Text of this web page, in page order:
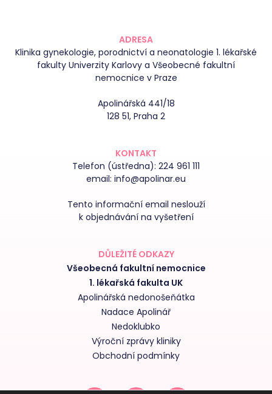
ADRESA
Klinika gynekologie, porodnictví a neonatologie 1. lékařské
fakulty Univerzity Karlovy a Všeobecné fakultní
nemocnice v Praze
Apolinářská 441/18
128 51, Praha 2
KONTAKT
Telefon (ústředna): 224 961 111
email: info@apolinar.eu
Tento informační email neslouží
k objednávání na vyšetření
DŮLEŽITÉ ODKAZY
Všeobecná fakultní nemocnice
1. lékařská fakulta UK
Apolinářská nedonošeňátka
Nadace Apolinář
Nedoklubko
Výroční zprávy kliniky
Obchodní podmínky